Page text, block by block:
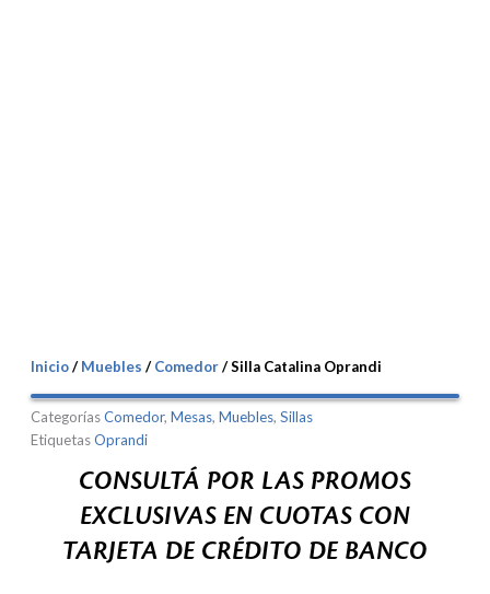
Inicio/Muebles /Comedor/ Silla Catalina Oprandi
CategoríasComedor, Mesas, Muebles, Sillas
EtiquetasOprandi
CONSULTÁ POR LAS PROMOS
EXCLUSIVAS EN CUOTAS CON
TARJETA DE CRÉDITO DE BANCO